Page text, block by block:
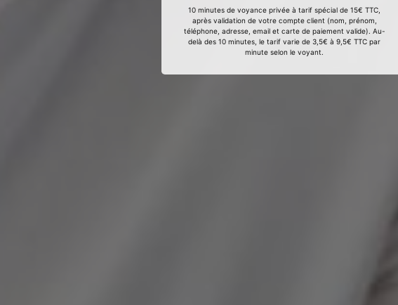
10 minutes de voyance privée à tarif spécial de 15€ TTC,
après validation de votre compte client (nom, prénom,
téléphone, adresse, email et carte de paiement valide). Au-
delà des 10 minutes, le tarif varie de 3,5€ à 9,5€ TTC par
minute selon le voyant.